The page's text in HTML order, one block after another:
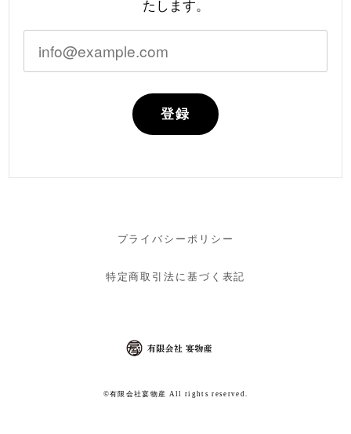
たします。
登録
プライバシーポリシー
特定商取引法に基づく表記
©︎有限会社宴物産 All rights reserved.